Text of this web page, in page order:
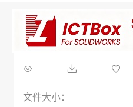
文件大小：